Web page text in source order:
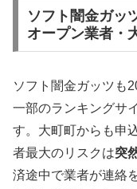
ソフト闇金ガッ
オープン業者・
ソフト闇金ガッツも
一部のランキングサ
す。大町町からも申
者最大のリスクは突
済途中で業者が連絡